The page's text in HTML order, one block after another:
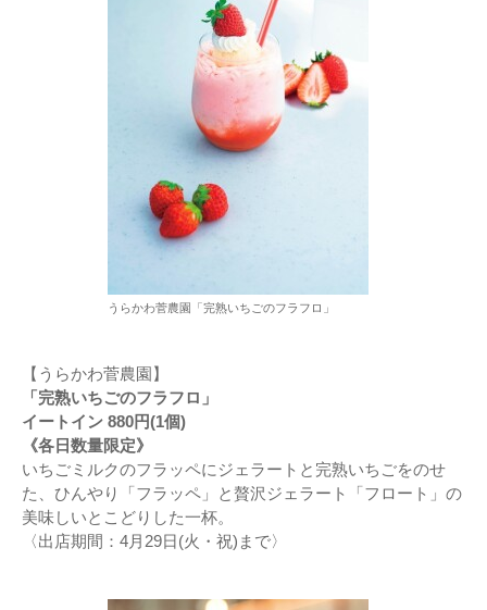
うらかわ菅農園「完熟いちごのフラフロ」
【うらかわ菅農園】
「完熟いちごのフラフロ」
イートイン 880円(1個)
《各日数量限定》
いちごミルクのフラッペにジェラートと完熟いちごをのせ
た、ひんやり「フラッペ」と贅沢ジェラート「フロート」の
美味しいとこどりした一杯。
〈出店期間：4月29日(火・祝)まで〉